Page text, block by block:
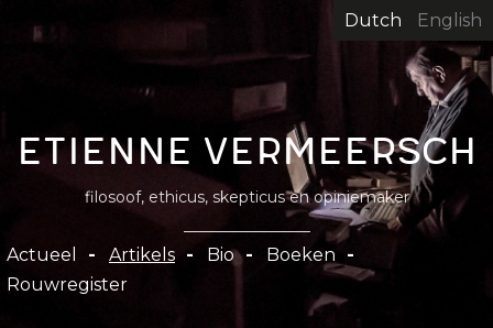
inhoud
gaan
Dutch English
Etienne Vermeersch
filosoof, ethicus, skepticus en opiniemaker
Hoofdnavigatie
Actueel Artikels Bio
Boeken
Rouwregister